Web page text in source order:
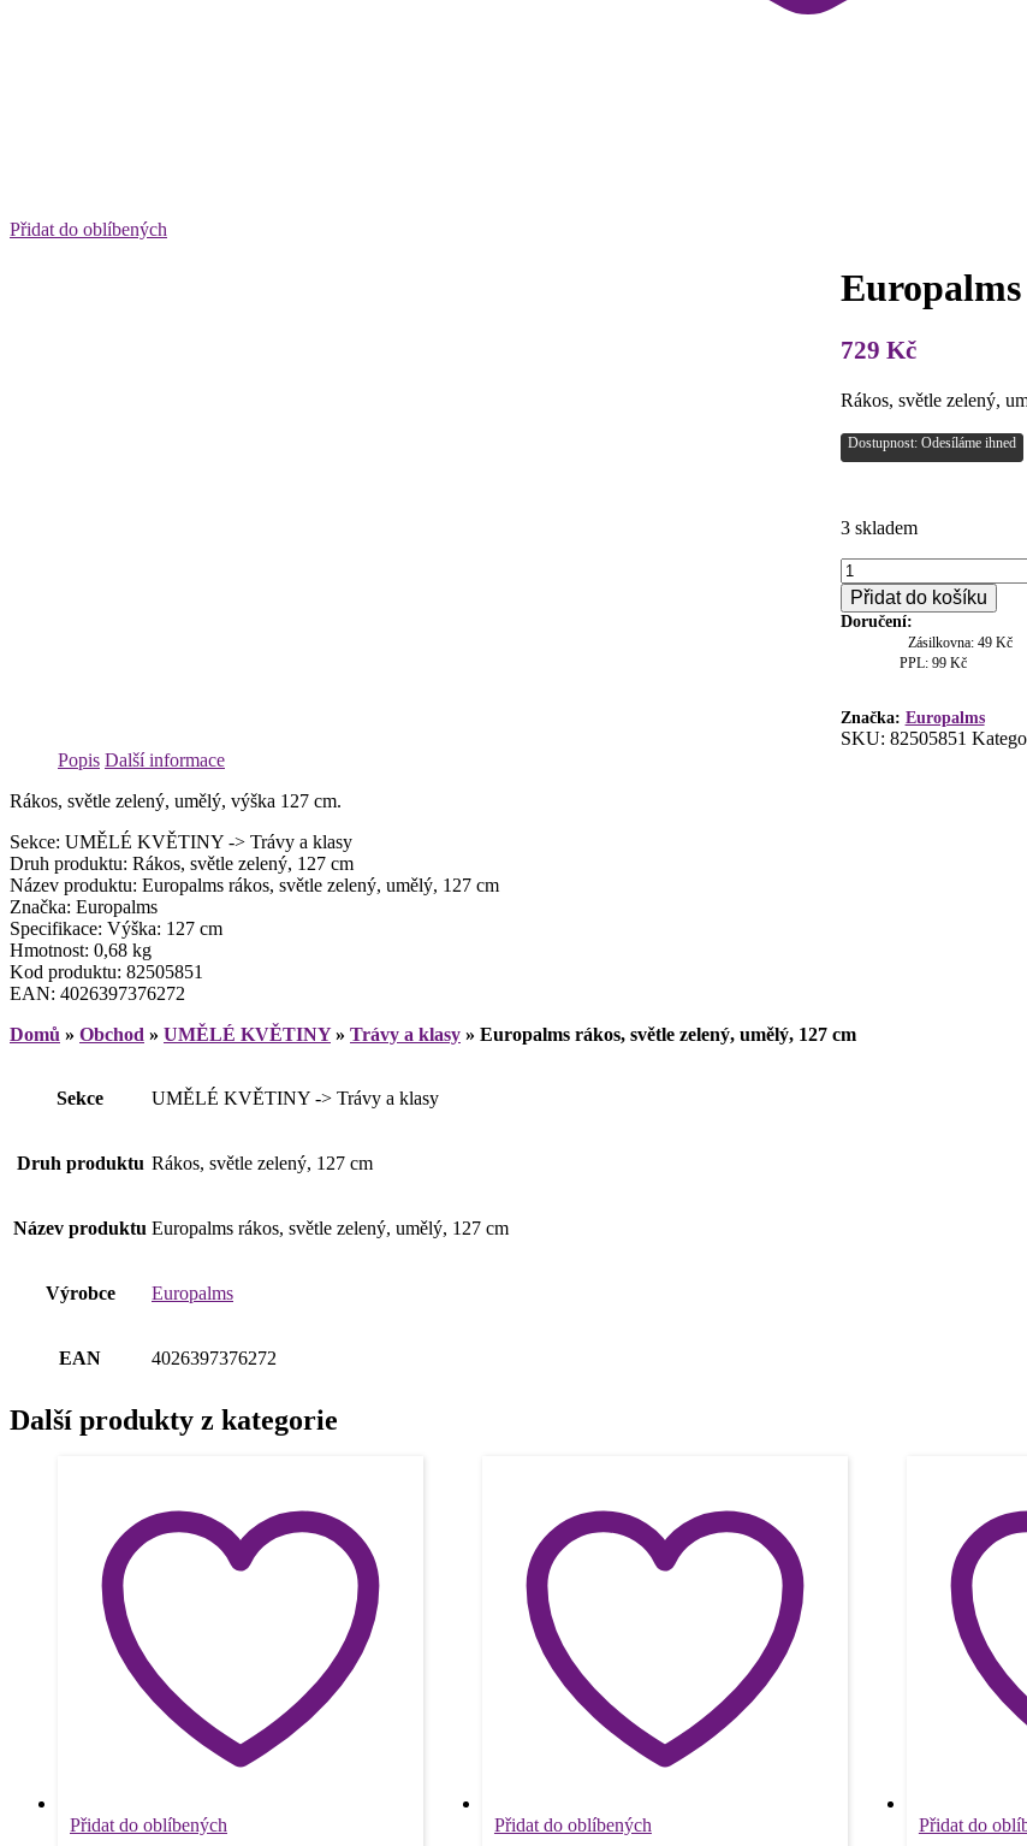
Přidat do oblíbených
Europalms
729 Kč
Rákos, světle zelený,
Dostupnost: Odesíláme ihned
3 skladem
Europalms
rákos,
světle
zelený,
množství
Přidat do košíku
Doručení:
Zásilkovna: 49 Kč
PPL: 99 Kč
Značka: Europalms
SKU: 82505851
Popis Další informace
Rákos, světle zelený, umělý, výška 127 cm.
Sekce: UMĚLÉ KVĚTINY -> Trávy a klasy
Druh produktu: Rákos, světle zelený, 127 cm
Název produktu: Europalms rákos, světle zelený, umělý, 127 cm
Značka: Europalms
Specifikace: Výška: 127 cm
Hmotnost: 0,68 kg
Kod produktu: 82505851
EAN: 4026397376272
Domů » Obchod » UMĚLÉ KVĚTINY» Trávy a klasy » Europalms rákos, světle zelený, umělý, 127 cm
Sekce UMĚLÉ KVĚTINY -> Trávy a klasy
Druh produktu Rákos, světle zelený, 127 cm
Název produktu Europalms rákos, světle zelený, umělý, 127 cm
Výrobce Europalms
EAN 4026397376272
Další produkty z kategorie
Přidat do oblíbených Přidat do oblíbených Přidat do